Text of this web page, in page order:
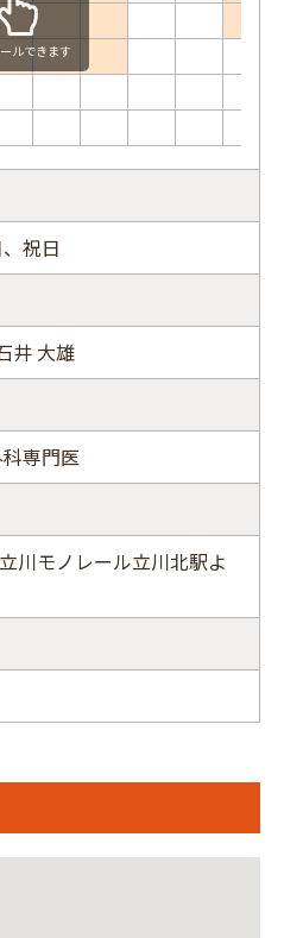
ルできます
祝日
井 大雄
専門医
川モノレール立川北駅よ